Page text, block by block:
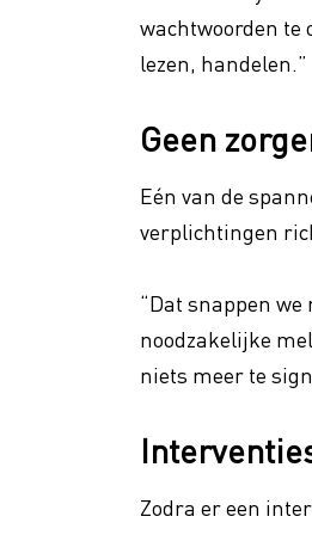
wachtwoorden te
lezen, handelen.”
Geen
Eén van de
verplichtingen
“Dat snappen we
noodzakelijke
niets meer te
Zodra er een